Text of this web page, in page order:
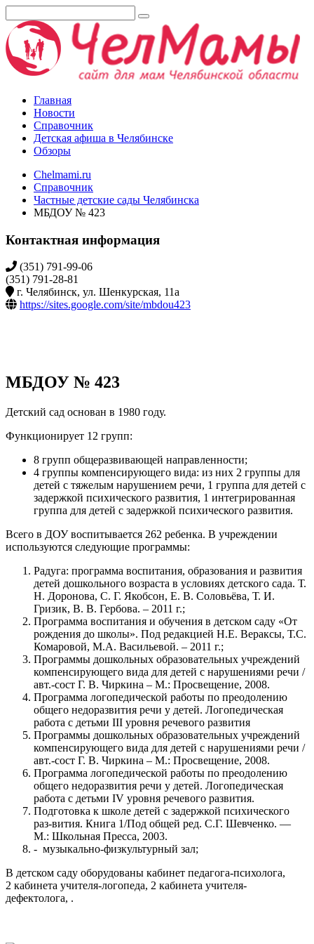
Главная
Новости
Справочник
Детская афиша в Челябинске
Обзоры
Chelmami.ru
Справочник
Частные детские сады Челябинска
МБДОУ № 423
Контактная информация
(351) 791-99-06
(351) 791-28-81
г. Челябинск, ул. Шенкурская, 11а
https://sites.google.com/site/mbdou423
МБДОУ № 423
Детский сад основан в 1980 году.
Функционирует 12 групп:
8 групп общеразвивающей направленности;
4 группы компенсирующего вида: из них 2 группы для
детей с тяжелым нарушением речи, 1 группа для детей с
задержкой психического развития, 1 интегрированная
группа для детей с задержкой психического развития.
Всего в ДОУ воспитывается 262 ребенка. В учреждении
используются следующие программы:
Радуга: программа воспитания, образования и развития
детей дошкольного возраста в условиях детского сада. Т.
Н. Доронова, С. Г. Якобсон, Е. В. Соловьёва, Т. И.
Гризик, В. В. Гербова. – 2011 г.;
Программа воспитания и обучения в детском саду «От
рождения до школы». Под редакцией Н.Е. Вераксы, Т.С.
Комаровой, М.А. Васильевой. – 2011 г.;
Программы дошкольных образовательных учреждений
компенсирующего вида для детей с нарушениями речи /
авт.-сост Г. В. Чиркина – М.: Просвещение, 2008.
Программа логопедической работы по преодолению
общего недоразвития речи у детей. Логопедическая
работа с детьми III уровня речевого развития
Программы дошкольных образовательных учреждений
компенсирующего вида для детей с нарушениями речи /
авт.-сост Г. В. Чиркина – М.: Просвещение, 2008.
Программа логопедической работы по преодолению
общего недоразвития речи у детей. Логопедическая
работа с детьми IV уровня речевого развития.
Подготовка к школе детей с задержкой психического
раз-вития. Книга 1/Под общей ред. С.Г. Шевченко. —
М.: Школьная Пресса, 2003.
- музыкально-физкультурный зал;
В детском саду оборудованы кабинет педагога-психолога,
2 кабинета учителя-логопеда, 2 кабинета учителя-
дефектолога, .